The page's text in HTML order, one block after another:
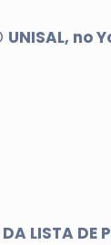
UNISAL, no
LISTA DE